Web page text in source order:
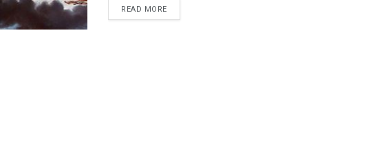
READ MORE